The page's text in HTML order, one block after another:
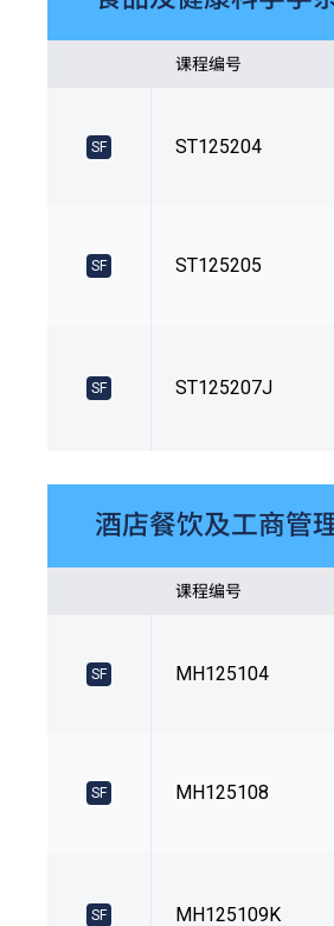
课程编号
SF ST125204
SF ST125205
SF ST125207J
酒店餐饮及工商管
课程编号
SF MH125104
SF MH125108
SF MH125109K